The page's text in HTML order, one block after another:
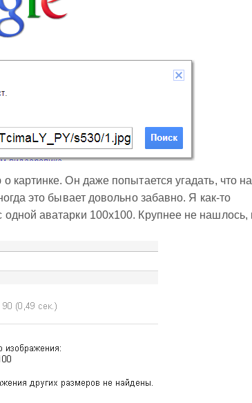
картинке. Он даже попытается угадать, что на
это бывает довольно забавно. Я как-то
аватарки 100x100. Крупнее не нашлось,